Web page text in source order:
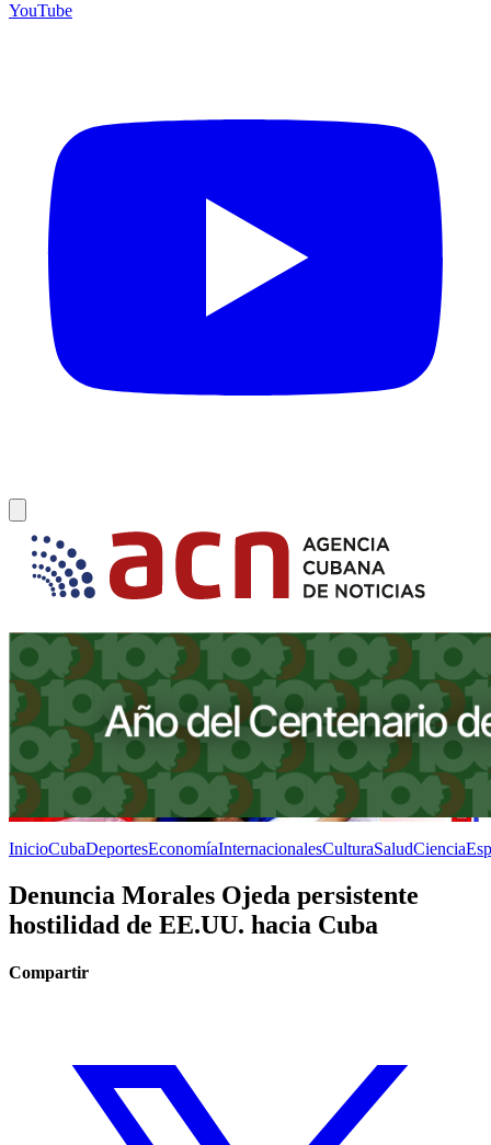
YouTube
InicioCubaDeportesEconomíaInternacionalesCulturaSaludCiencia
Denuncia Morales Ojeda persistente
hostilidad de EE.UU. hacia Cuba
Compartir